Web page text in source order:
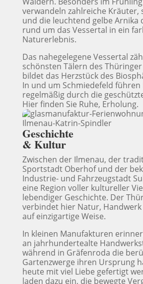
verwandeln zahlreiche Kräuter,
und die leuchtend gelbe Arnika
rund um das Vessertal in ein
Naturerlebnis.
Das nahegelegene Vessertal
schönsten Tälern des
bildet das Herzstück des
In und um Schmiedefeld führen
regelmäßig durch die
Hier finden Sie Ruhe, Erholung.
Geschichte
& Kultur
Zwischen der Ilmenau, der
Sportstadt Oberhofund der
Industrie- und Fahrzeugstadt
eine Region voller kultureller
lebendiger Geschichte. Der
verbindet hier Natur,
auf einzigartige Weise.
In kleinen Manufakturen
an jahrhundertealte
während in Gräfenroda die
Gartenzwerge ihren Ursprung
heute mit viel Liebe gefertigt
laden dazu ein, die bewegte